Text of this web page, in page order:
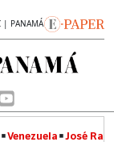
| PANAMÁ
Venezuela José